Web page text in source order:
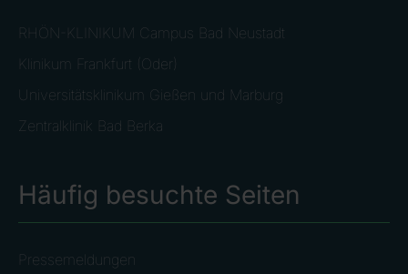
RHÖN-KLINIKUM Campus Bad Neustadt
Klinikum Frankfurt (Oder)
Universitätsklinikum Gießen und Marburg
Zentralklinik Bad Berka
Häufig besuchte Seiten
Pressemeldungen